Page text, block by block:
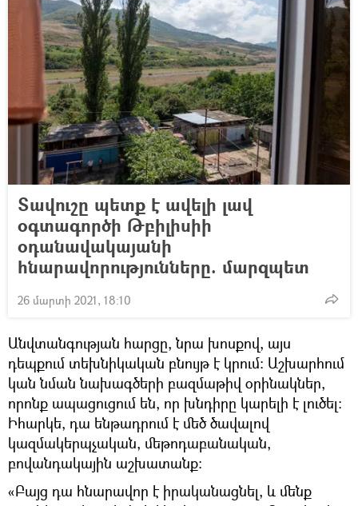
Տավուշը պետք է ավելի լավ
օգտագործի Թբիլիսիի
օդանավակայանի
հնարավորությունները. մարզպետ
26 մարտի 2021, 18:10
Անվտանգության հարցը, նրա խոսքով, այս
դեպքում տեխնիկական բնույթ է կրում։ Աշխարհում
կան նման նախագծերի բազմաթիվ օրինակներ,
որոնք ապացուցում են, որ խնդիրը կարելի է լուծել։
Իհարկե, դա ենթադրում է մեծ ծավալով
կազմակերպչական, մեթոդաբանական,
բովանդակային աշխատանք։
«Բայց դա հնարավոր է իրականացնել, և մենք